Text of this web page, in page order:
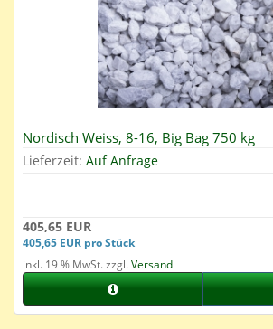
Nordisch Weiss, 8-16, Big Bag 750 kg
Lieferzeit: Auf Anfrage
405,65 EUR
405,65 EUR pro Stück
inkl. 19 % MwSt. zzgl.Versand